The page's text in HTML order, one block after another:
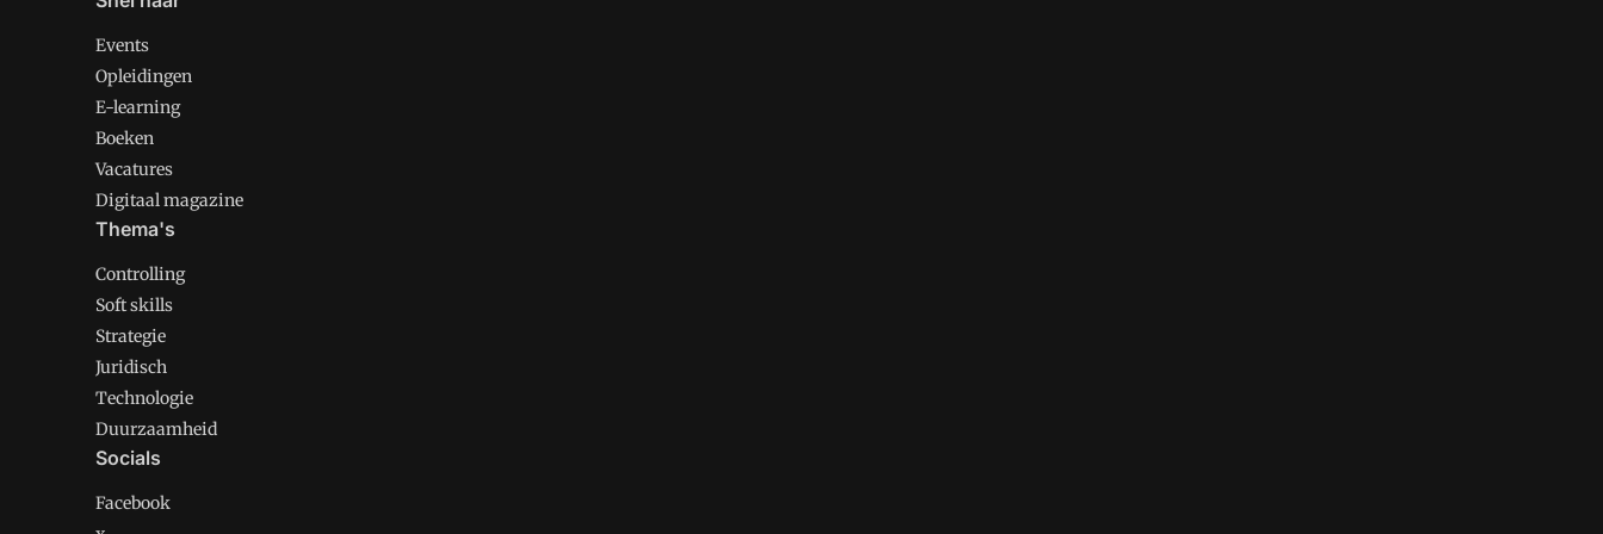
Events
Opleidingen
E-learning
Boeken
Vacatures
Digitaal magazine
Thema's
Controlling
Soft skills
Strategie
Juridisch
Technologie
Duurzaamheid
Socials
Facebook